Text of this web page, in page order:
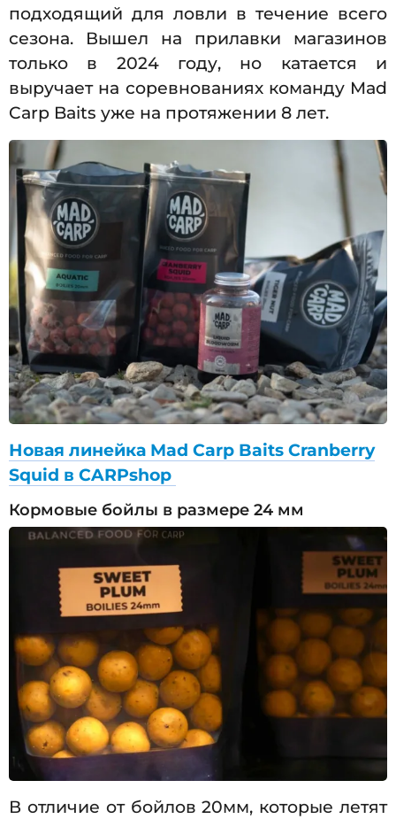
подходящий для ловли в течение всего
сезона. Вышел на прилавки магазинов
только в 2024 году, но катается и
выручает на соревнованиях команду Mad
Carp Baits уже на протяжении 8 лет.
Новая линейка Mad Carp Baits Cranberry
Squid в CARPshop
Кормовые бойлы в размере 24 мм
В отличие от бойлов 20мм, которые летят